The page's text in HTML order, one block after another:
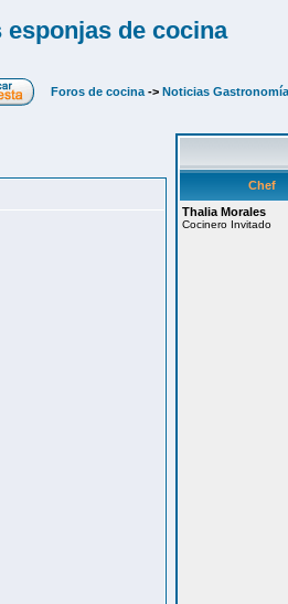
de cocina
Foros de cocina -> Noticias Gastronomía
Chef
Thalia Morales
Cocinero Invitado